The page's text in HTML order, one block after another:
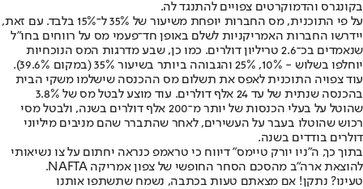
בקונגרס והדמוקרטים צפויים להתנגד לה.
על פי התוכנית, מס החברות יופחת משיעור של 35% ל־15% בלבד. עם זאת,
יידרשו החברות האמריקניות לשלם באופן חד־פעמי מס על רווחים בחו"ל
שנאמדים בכ־2.6 טריליון דולרים. כמו כן, שבע מדרגות המס הנוכחיות
יוחלפו בשלוש - 10%, 25% והגבוהה ביותר בשיעור 35% (במקום 39.6%).
עוד צפויה התוכנית לאפס את תשלום מס ההכנסה שישלמו משקי הבית
בהכנסה שנתית של עד 24 אלף דולרים. עוד מוצע לבטל מס של 3.8%
שהוטל על בעלי הכנסות של יותר מ־200 אלף דולרים בשנה, ולבטל מסי
רכוש שהוטלו בעבר על העשירים, לאחר שהתברר שהם מניבים מיליוני
דולרים בודדים בשנה.
בתוך כך, ה"ניו יורק טיימס" דיווח כי טראמפ כנראה יחתום על צו נשיאותי
להוצאת ארה"ב מהסכם הסחר החופשי של צפון אמריקה NAFTA.
טעינו? נתקן! אם מצאתם טעות בכתבה, נשמח שתשתפו אותנו